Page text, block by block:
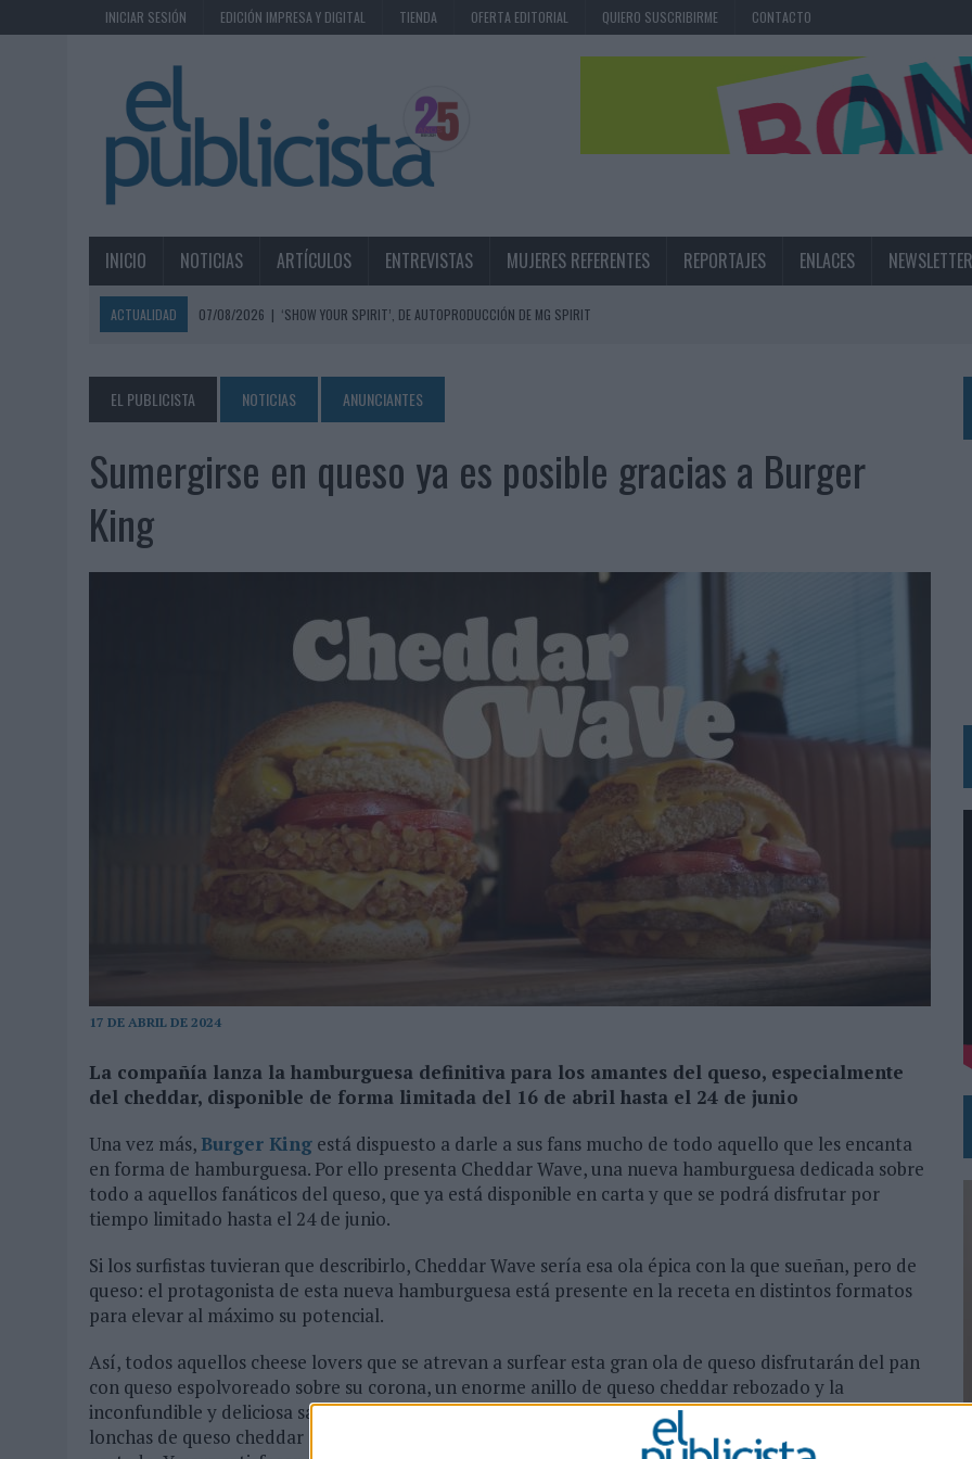
INICIAR SESIÓN EDICIÓN IMPRESA Y DIGITAL TIENDA OFERTA EDITORIAL QUIERO SUSCRIBIRME CONTACTO
INICIO NOTICIAS ARTÍCULOS ENTREVISTAS MUJERES REFERENTES REPORTAJES ENLACES NEWSLETTER
ACTUALIDAD 07/08/2026 | ‘SHOW YOUR SPIRIT’, DE AUTOPRODUCCIÓN DE MG SPIRIT
07/08/2026 | MG SPIRIT RELANZA SU MARCA CON UNA ESTRATEGIA 360º CENTRADA EN EL ORIGEN BARCELONÉS
PATRÓN CONVIERTE EL NUEVO SINGLE DE ARÓN PIPER EN UNA EXPERIENCIA DE MARCA EN IBIZA
07/08/2026
EL VERANO PONE A PRUEBA LA ESTRATEGIA DIGITAL DE LAS MARCAS
07/08/2026
SIETE DE CADA DIEZ EMPRESAS ESPAÑOLAS NO INTEGRAN LA INFANCIA EN SU ESTRATEGIA
LA TELEVISIÓN SIGUE LIDERANDO EL CONSUMO DE MEDIOS EN VERANO Y SUPERA AL MÓVIL COMO DISPOSITIVO MÁS UTILIZADO
EL USO DE LA IA GENERATIVA ALCANZA YA AL 62% DE LOS ESPAÑOLES
SYSTEM1 NOMBRA A KIMBERLY BASTONI COMO NUEVA DIRECTORA COMERCIAL GLOBAL
FRIGO Y UNIQLO LANZAN UNA COLECCIÓN PERSONALIZABLE INSPIRADA EN CORNETTO, CALIPPO Y SOLERO
LA IA ESTÁ SUBIENDO EL LISTÓN DE LA CREATIVIDAD
BEON WORLDWIDE LANZA RAÍZ URBANA PARA TRANSFORMAR EL PATRIMONIO HISTÓRICO EN ACTIVOS CULTURALES Y ECONÓMICOS
FABRA COMUNICACIÓN INCORPORA A CASONÁ Y ASUME LA GESTIÓN DE SUS RELACIONES CON LOS MEDIOS
LOPESAN HOTELS & RESORTS ACERCA EL PARAÍSO CANARIO EN SU ÚLTIMA CAMPAÑA INTERNACIONAL
07/08/2026 | ‘ALEXIA PUTELLAS X GALAXY Z FOLD8 – SIN LÍMITES’, DE CHEIL SPAIN PARA SAMSUNG ELECTRONICS IBERIA
EL PUBLICISTA NOTICIAS ANUNCIANTES
Sumergirse en queso ya es posible gracias a Burger
King
17 DE ABRIL DE 2024
La compañía lanza la hamburguesa definitiva para los amantes del queso, especialmente
del cheddar, disponible de forma limitada del 16 de abril hasta el 24 de junio
Una vez más, Burger King está dispuesto a darle a sus fans mucho de todo aquello que les encanta
en forma de hamburguesa. Por ello presenta Cheddar Wave, una nueva hamburguesa dedicada sobre
todo a aquellos fanáticos del queso, que ya está disponible en carta y que se podrá disfrutar por
tiempo limitado hasta el 24 de junio.
Si los surfistas tuvieran que describirlo, Cheddar Wave sería esa ola épica con la que sueñan, pero de
queso: el protagonista de esta nueva hamburguesa está presente en la receta en distintos formatos
para elevar al máximo su potencial.
Así, todos aquellos cheese lovers que se atrevan a surfear esta gran ola de queso disfrutarán del pan
con queso espolvoreado sobre su corona, un enorme anillo de queso cheddar rebozado y la
inconfundible y deliciosa salsa de queso de Burger King que la baña por dentro. También incluye
lonchas de queso cheddar sobre la carne a la parrilla, cebolla frita y rodajas de tomate fresco recién